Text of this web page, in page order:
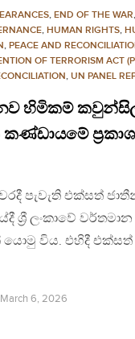
, END OF THE WAR,
, HUMAN RIGHTS,
, PEACE AND
OF TERRORISM ACT
, UN PANEL
හිමිකම්
කණ්ඩායමේ
පැවැති එක්සත්
ශ්‍රී ලංකාවේ
විය. එහිදී එක්සත්
March 6, 2026